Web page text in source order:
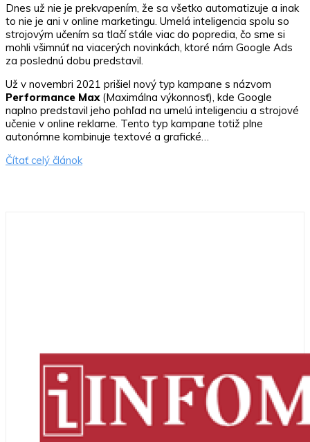
Dnes už nie je prekvapením, že sa všetko automatizuje a inak
to nie je ani v online marketingu. Umelá inteligencia spolu so
strojovým učením sa tlačí stále viac do popredia, čo sme si
mohli všimnúť na viacerých novinkách, ktoré nám Google Ads
za poslednú dobu predstavil.
Už v novembri 2021 prišiel nový typ kampane s názvom
Performance Max(Maximálna výkonnosť), kde Google
naplno predstavil jeho pohľad na umelú inteligenciu a strojové
učenie v online reklame. Tento typ kampane totiž plne
autonómne kombinuje textové a grafické…
Čítať celý článok